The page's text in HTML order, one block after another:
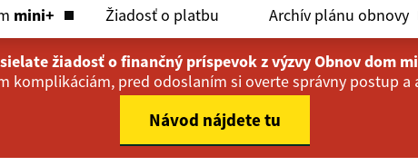
mini+ Žiadosť o platbu Archív plánu obnovy
žiadosť o finančný príspevok z výzvy Obnov dom
komplikáciám, pred odoslaním si overte správny postup a
Návod nájdete tu